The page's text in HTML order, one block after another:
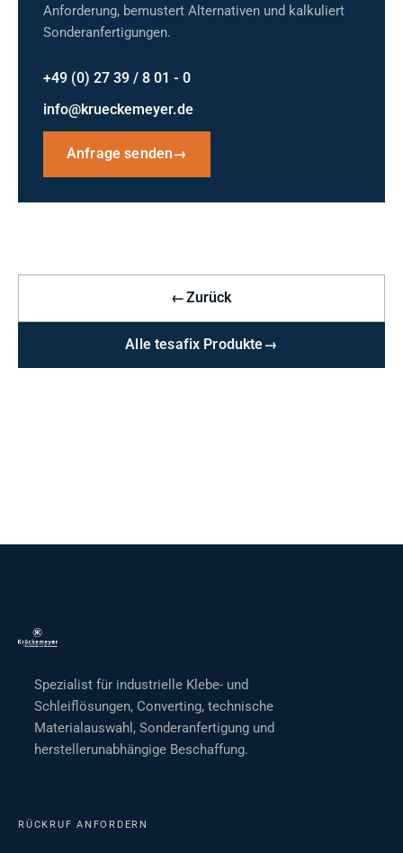
Anforderung, bemustert Alternativen und kalkuliert
Sonderanfertigungen.
+49 (0) 27 39 / 8 01 - 0
info@krueckemeyer.de
Anfrage senden→
←Zurück
Alle tesafix Produkte→
Spezialist für industrielle Klebe- und
Schleiflösungen, Converting, technische
Materialauswahl, Sonderanfertigung und
herstellerunabhängige Beschaffung.
RÜCKRUF ANFORDERN